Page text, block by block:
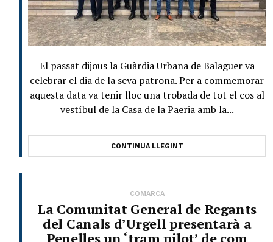
El passat dijous la Guàrdia Urbana de Balaguer va
celebrar el dia de la seva patrona. Per a commemorar
aquesta data va tenir lloc una trobada de tot el cos al
vestíbul de la Casa de la Paeria amb la...
CONTINUA LLEGINT
COMARCA
La Comunitat General de Regants
del Canals d’Urgell presentarà a
Penelles un ‘tram pilot’ de com